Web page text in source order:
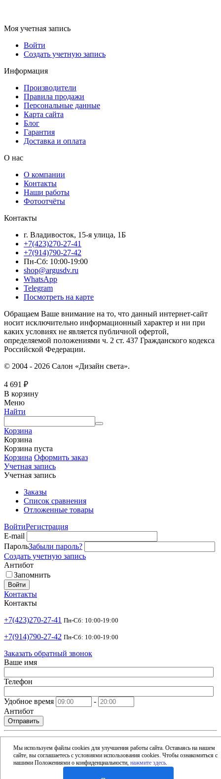
Моя учетная запись
Войти
Создать учетную запись
Информация
Производители
Правила продажи
Персональные данные
Карта сайта
Блог
Гарантия
Доставка и оплата
О нас
О компании
Контакты
Наши работы
Фотоотчёты
Контакты
г. Владивосток, 15-я улица, 1Б
+7(423)270-27-41
+7(914)790-27-42
Пн-Сб: 10:00-19:00
shop@argusdv.ru
WhatsApp
Telegram
Посмотреть на карте
Обращаем Ваше внимание на то, что данный интернет-сайт
носит исключительно информационный характер и ни при
каких условиях не является публичной офертой,
определяемой положениями ч. 2 ст. 437 Гражданского кодекса
Российской Федерации.
Мы используем файлы cookies для улучшения работы сайта. Оставаясь на нашем
сайте, вы соглашаетесь с условиями использования cookies. Чтобы ознакомиться с
нашими Положениями о конфиденциальности,нажмите здесь.
© 2004 - 2026 Салон «Дизайн света».
4 691 ₽
В корзину
Меню
Найти
Корзина
Корзина
Корзина пуста
Корзина Оформить заказ
Учетная запись
Учетная запись
Заказы
Список сравнения
Отложенные товары
ВойтиРегистрация
E-mail
ПарольЗабыли пароль?
Создать учетную запись
Антибот
Запомнить
Войти
Контакты
Контакты
+7(423)270-27-41 Пн-Сб: 10:00-19:00
+7(914)790-27-42 Пн-Сб: 10:00-19:00
Заказать обратный звонок
Ваше имя
Телефон
Удобное время
-
Антибот
Отправить
Адрес
Россия, Владивосток, 15-я улица, 1Б